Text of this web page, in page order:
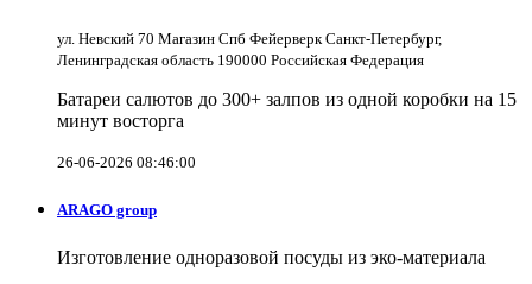
ул. Невский 70 Магазин Спб Фейерверк Санкт-Петербург,
Ленинградская область 190000 Российская Федерация
Батареи салютов до 300+ залпов из одной коробки на 15
минут восторга
26-06-2026 08:46:00
ARAGO group
Изготовление одноразовой посуды из эко-материала